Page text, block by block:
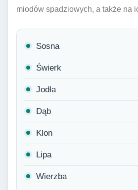
miodów spadziowych, a także na
Sosna
Świerk
Jodła
Dąb
Klon
Lipa
Wierzba